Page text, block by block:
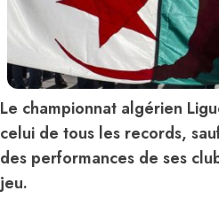
Le championnat algérien
celui de tous les records,
des performances de ses
jeu.